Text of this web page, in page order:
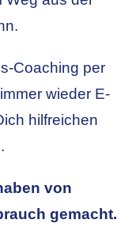
Coaching per
wieder E-
hilfreichen
von
gemacht.